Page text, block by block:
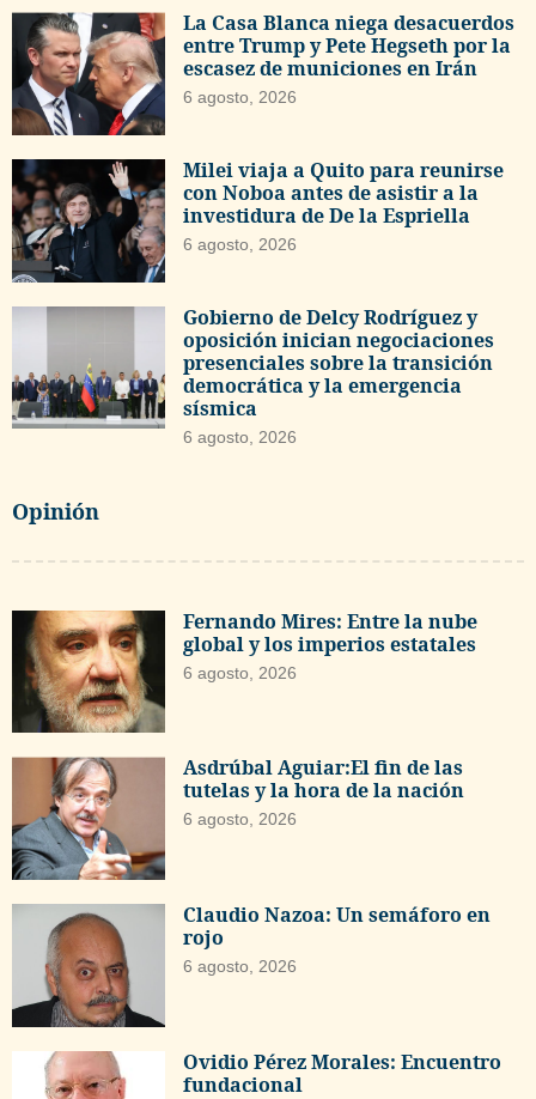
La Casa Blanca niega desacuerdos
entre Trump y Pete Hegseth por la
escasez de municiones en Irán
6 agosto, 2026
Milei viaja a Quito para reunirse
con Noboa antes de asistir a la
investidura de De la Espriella
6 agosto, 2026
Gobierno de Delcy Rodríguez y
oposición inician negociaciones
presenciales sobre la transición
democrática y la emergencia
sísmica
6 agosto, 2026
Opinión
Fernando Mires: Entre la nube
global y los imperios estatales
6 agosto, 2026
Asdrúbal Aguiar:El fin de las
tutelas y la hora de la nación
6 agosto, 2026
Claudio Nazoa: Un semáforo en
rojo
6 agosto, 2026
Ovidio Pérez Morales: Encuentro
fundacional